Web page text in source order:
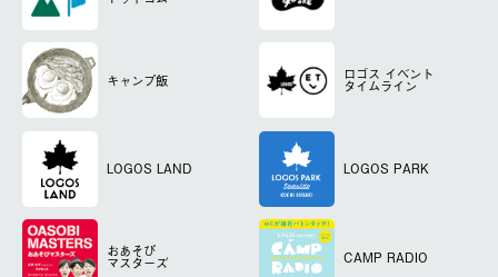
キャンプ飯 ロゴス イベント
タイムライン
LOGOS LAND LOGOS PARK
おあそび
マスターズ CAMP RADIO